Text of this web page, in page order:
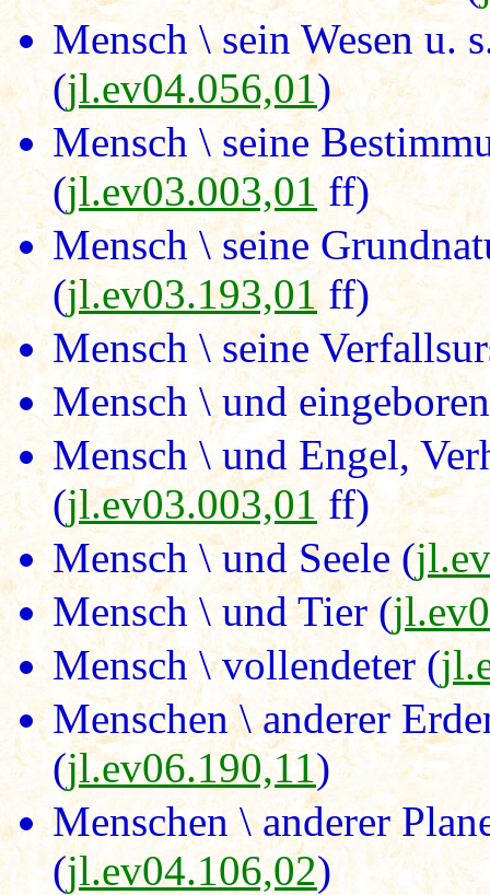
Mensch \ sein Wesen u.
(jl.ev04.056,01)
Mensch \ seine
(jl.ev03.003,01ff)
Mensch \ seine
(jl.ev03.193,01ff)
Mensch \ seine
Mensch \ und
Mensch \ und Engel,
(jl.ev03.003,01ff)
Mensch \ und Seele (
Mensch \ und Tier (
Mensch \ vollendeter (
Menschen \ anderer
(jl.ev06.190,11)
Menschen \ anderer
(jl.ev04.106,02)